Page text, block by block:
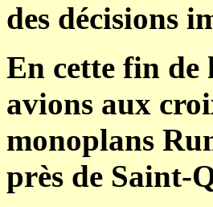
des décisions
En cette fin de
avions aux
monoplans
près de Saint-